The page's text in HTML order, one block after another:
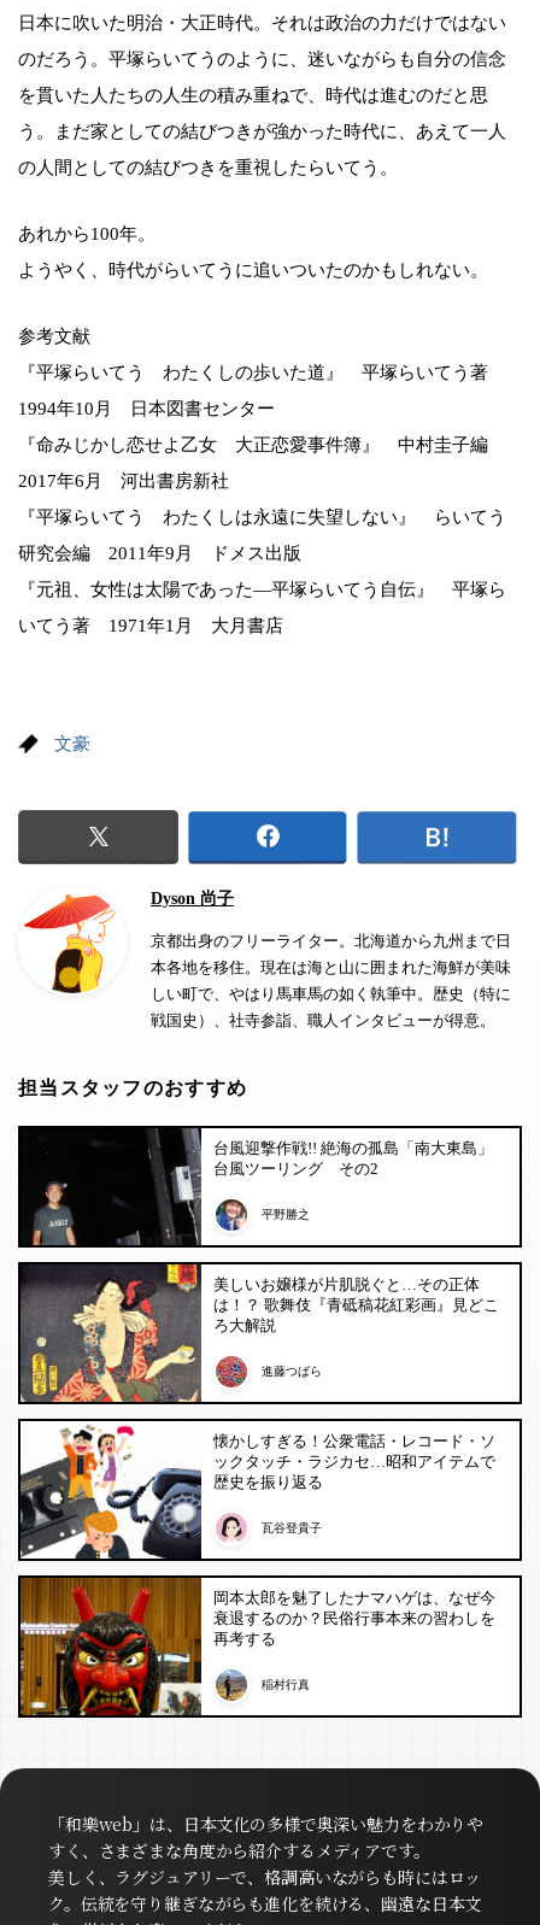
日本に吹いた明治・大正時代。それは政治の力だけではない
のだろう。平塚らいてうのように、迷いながらも自分の信念
を貫いた人たちの人生の積み重ねで、時代は進むのだと思
う。まだ家としての結びつきが強かった時代に、あえて一人
の人間としての結びつきを重視したらいてう。
あれから100年。
ようやく、時代がらいてうに追いついたのかもしれない。
参考文献
『平塚らいてう わたくしの歩いた道』 平塚らいてう著
1994年10月 日本図書センター
『命みじかし恋せよ乙女 大正恋愛事件簿』 中村圭子編
2017年6月 河出書房新社
『平塚らいてう わたくしは永遠に失望しない』 らいてう
研究会編 2011年9月 ドメス出版
『元祖、女性は太陽であった―平塚らいてう自伝』 平塚ら
いてう著 1971年1月 大月書店
文豪
Dyson 尚子
京都出身のフリーライター。北海道から九州まで日
本各地を移住。現在は海と山に囲まれた海鮮が美味
しい町で、やはり馬車馬の如く執筆中。歴史（特に
戦国史）、社寺参詣、職人インタビューが得意。
担当スタッフのおすすめ
台風迎撃作戦!! 絶海の孤島「南大東島」
台風ツーリング その2
平野勝之
美しいお嬢様が片肌脱ぐと…その正体
は！？ 歌舞伎『青砥稿花紅彩画』見どこ
ろ大解説
進藤つばら
懐かしすぎる！公衆電話・レコード・ソ
ックタッチ・ラジカセ…昭和アイテムで
歴史を振り返る
瓦谷登貴子
岡本太郎を魅了したナマハゲは、なぜ今
衰退するのか？民俗行事本来の習わしを
再考する
稲村行真
「和樂web」は、日本文化の多様で奥深い魅力をわかりや
すく、さまざまな角度から紹介するメディアです。
美しく、ラグジュアリーで、格調高いながらも時にはロッ
ク。伝統を守り継ぎながらも進化を続ける、幽遠な日本文